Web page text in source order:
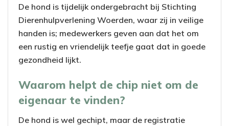
De hond is tijdelijk ondergebracht bij Stichting
Dierenhulpverlening Woerden, waar zij in veilige
handen is; medewerkers geven aan dat het om
een rustig en vriendelijk teefje gaat dat in goede
gezondheid lijkt.
Waarom helpt de chip niet om de
eigenaar te vinden?
De hond is wel gechipt, maar de registratie